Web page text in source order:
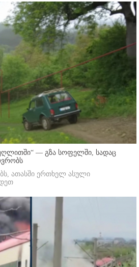
— გზა სოფელში, სადაც
ათასში ერთხელ ასული